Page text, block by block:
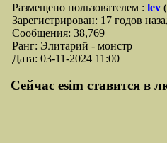
Размещено пользователем : lev
Зарегистрирован: 17 годов
Сообщения: 38,769
Ранг: Элитарий - монстр
Дата: 03-11-2024 11:00
Сейчас esim ставится в